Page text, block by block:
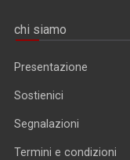
chi siamo
Presentazione
Sostienici
Segnalazioni
Termini e condizioni